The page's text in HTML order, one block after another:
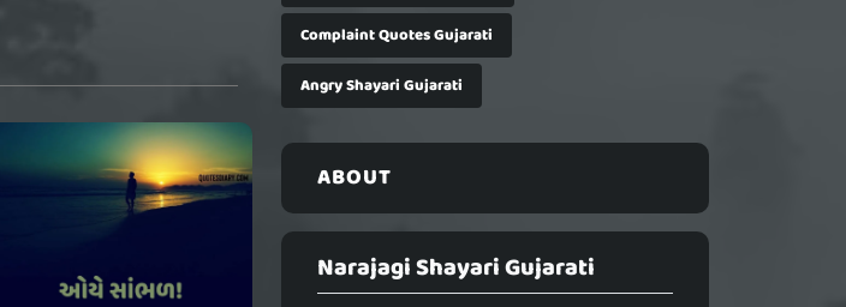
Complaint Quotes Gujarati
Angry Shayari Gujarati
ABOUT
Narajagi Shayari Gujarati